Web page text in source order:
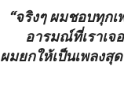
“จริงๆ ผมชอบทุก
อารมณ์ที่เราเ
ผมยกให้เป็นเพลงสุ